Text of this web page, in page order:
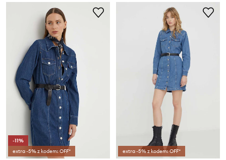
-11%
extra -5% z kodem: OFF*
extra -5% z kodem: OFF*